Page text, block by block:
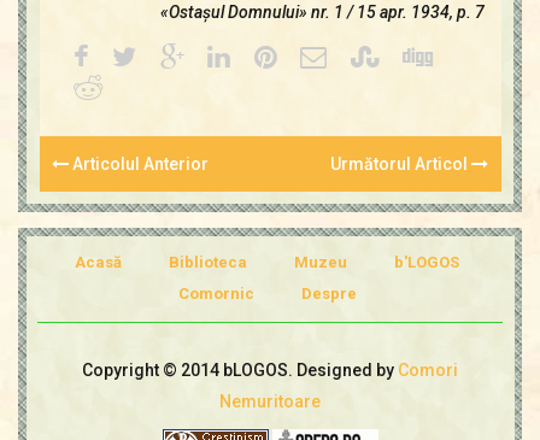
«Ostaşul Domnului» nr. 1 / 15 apr. 1934, p. 7
Articolul Anterior Următorul Articol
Acasă Biblioteca Muzeu
b'LOGOS
Comornic
Despre
Copyright © 2014 bLOGOS. Designed by Comori
Nemuritoare